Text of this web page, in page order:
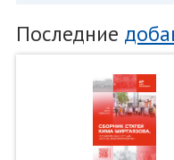
Последние